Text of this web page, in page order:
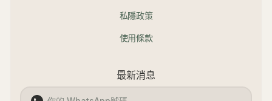
私隱政策
使用條款
最新消息